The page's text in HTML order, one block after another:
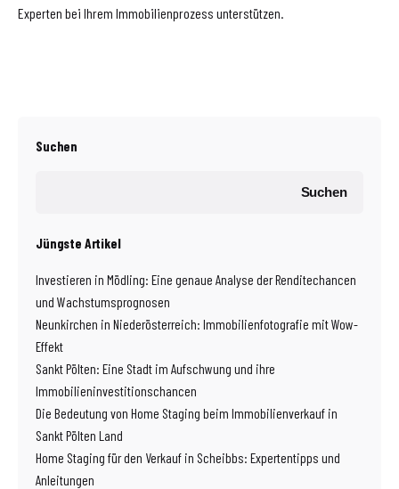
Experten bei Ihrem Immobilienprozess unterstützen.
Suchen
Suchen
Jüngste Artikel
Investieren in Mödling: Eine genaue Analyse der Renditechancen
und Wachstumsprognosen
Neunkirchen in Niederösterreich: Immobilienfotografie mit Wow-
Effekt
Sankt Pölten: Eine Stadt im Aufschwung und ihre
Immobilieninvestitionschancen
Die Bedeutung von Home Staging beim Immobilienverkauf in
Sankt Pölten Land
Home Staging für den Verkauf in Scheibbs: Expertentipps und
Anleitungen